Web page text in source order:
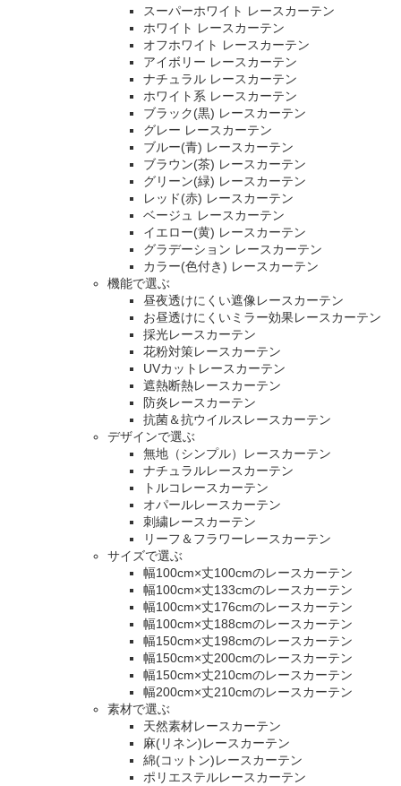
スーパーホワイト レースカーテン
ホワイト レースカーテン
オフホワイト レースカーテン
アイボリー レースカーテン
ナチュラル レースカーテン
ホワイト系 レースカーテン
ブラック(黒) レースカーテン
グレー レースカーテン
ブルー(青) レースカーテン
ブラウン(茶) レースカーテン
グリーン(緑) レースカーテン
レッド(赤) レースカーテン
ベージュ レースカーテン
イエロー(黄) レースカーテン
グラデーション レースカーテン
カラー(色付き) レースカーテン
機能で選ぶ
昼夜透けにくい遮像レースカーテン
お昼透けにくいミラー効果レースカーテン
採光レースカーテン
花粉対策レースカーテン
UVカットレースカーテン
遮熱断熱レースカーテン
防炎レースカーテン
抗菌＆抗ウイルスレースカーテン
デザインで選ぶ
無地（シンプル）レースカーテン
ナチュラルレースカーテン
トルコレースカーテン
オパールレースカーテン
刺繍レースカーテン
リーフ＆フラワーレースカーテン
サイズで選ぶ
幅100cm×丈100cmのレースカーテン
幅100cm×丈133cmのレースカーテン
幅100cm×丈176cmのレースカーテン
幅100cm×丈188cmのレースカーテン
幅150cm×丈198cmのレースカーテン
幅150cm×丈200cmのレースカーテン
幅150cm×丈210cmのレースカーテン
幅200cm×丈210cmのレースカーテン
素材で選ぶ
天然素材レースカーテン
麻(リネン)レースカーテン
綿(コットン)レースカーテン
ポリエステルレースカーテン